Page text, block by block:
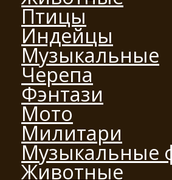
Птицы
Индейцы
Музыкальные
Черепа
Фэнтази
Мото
Милитари
Музыкальные
Животные